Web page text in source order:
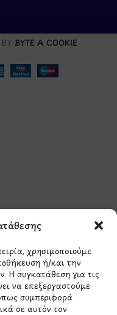
χρησιμοποιούμε
ή/και την
Η συγκατάθεση για τις
να επεξεργαστούμε
συμπεριφορά
σε αυτόν τον
BYTE A COOKIE
με την